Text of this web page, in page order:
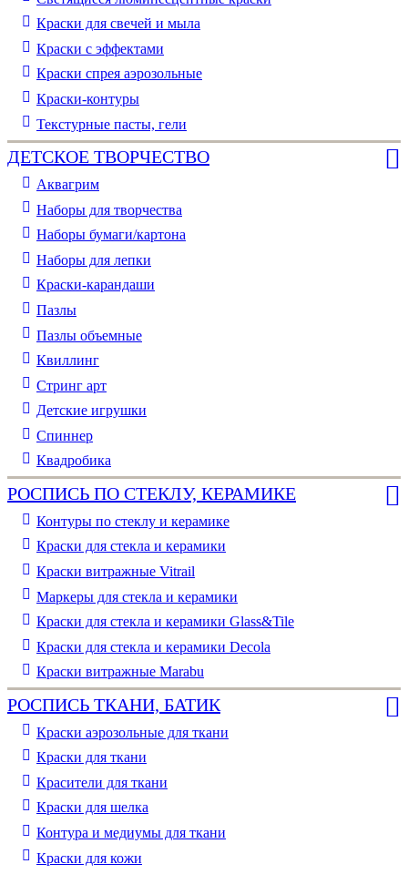
Краски для свечей и мыла
Краски с эффектами
Краски спрея аэрозольные
Краски-контуры
Текстурные пасты, гели
ДЕТСКОЕ ТВОРЧЕСТВО
Аквагрим
Наборы для творчества
Наборы бумаги/картона
Наборы для лепки
Краски-карандаши
Пазлы
Пазлы объемные
Квиллинг
Стринг арт
Детские игрушки
Спиннер
Квадробика
РОСПИСЬ ПО СТЕКЛУ, КЕРАМИКЕ
Контуры по стеклу и керамике
Краски для стекла и керамики
Краски витражные Vitrail
Маркеры для стекла и керамики
Краски для стекла и керамики Glass&Tile
Краски для стекла и керамики Decola
Краски витражные Marabu
РОСПИСЬ ТКАНИ, БАТИК
Краски аэрозольные для ткани
Краски для ткани
Красители для ткани
Краски для шелка
Контура и медиумы для ткани
Краски для кожи